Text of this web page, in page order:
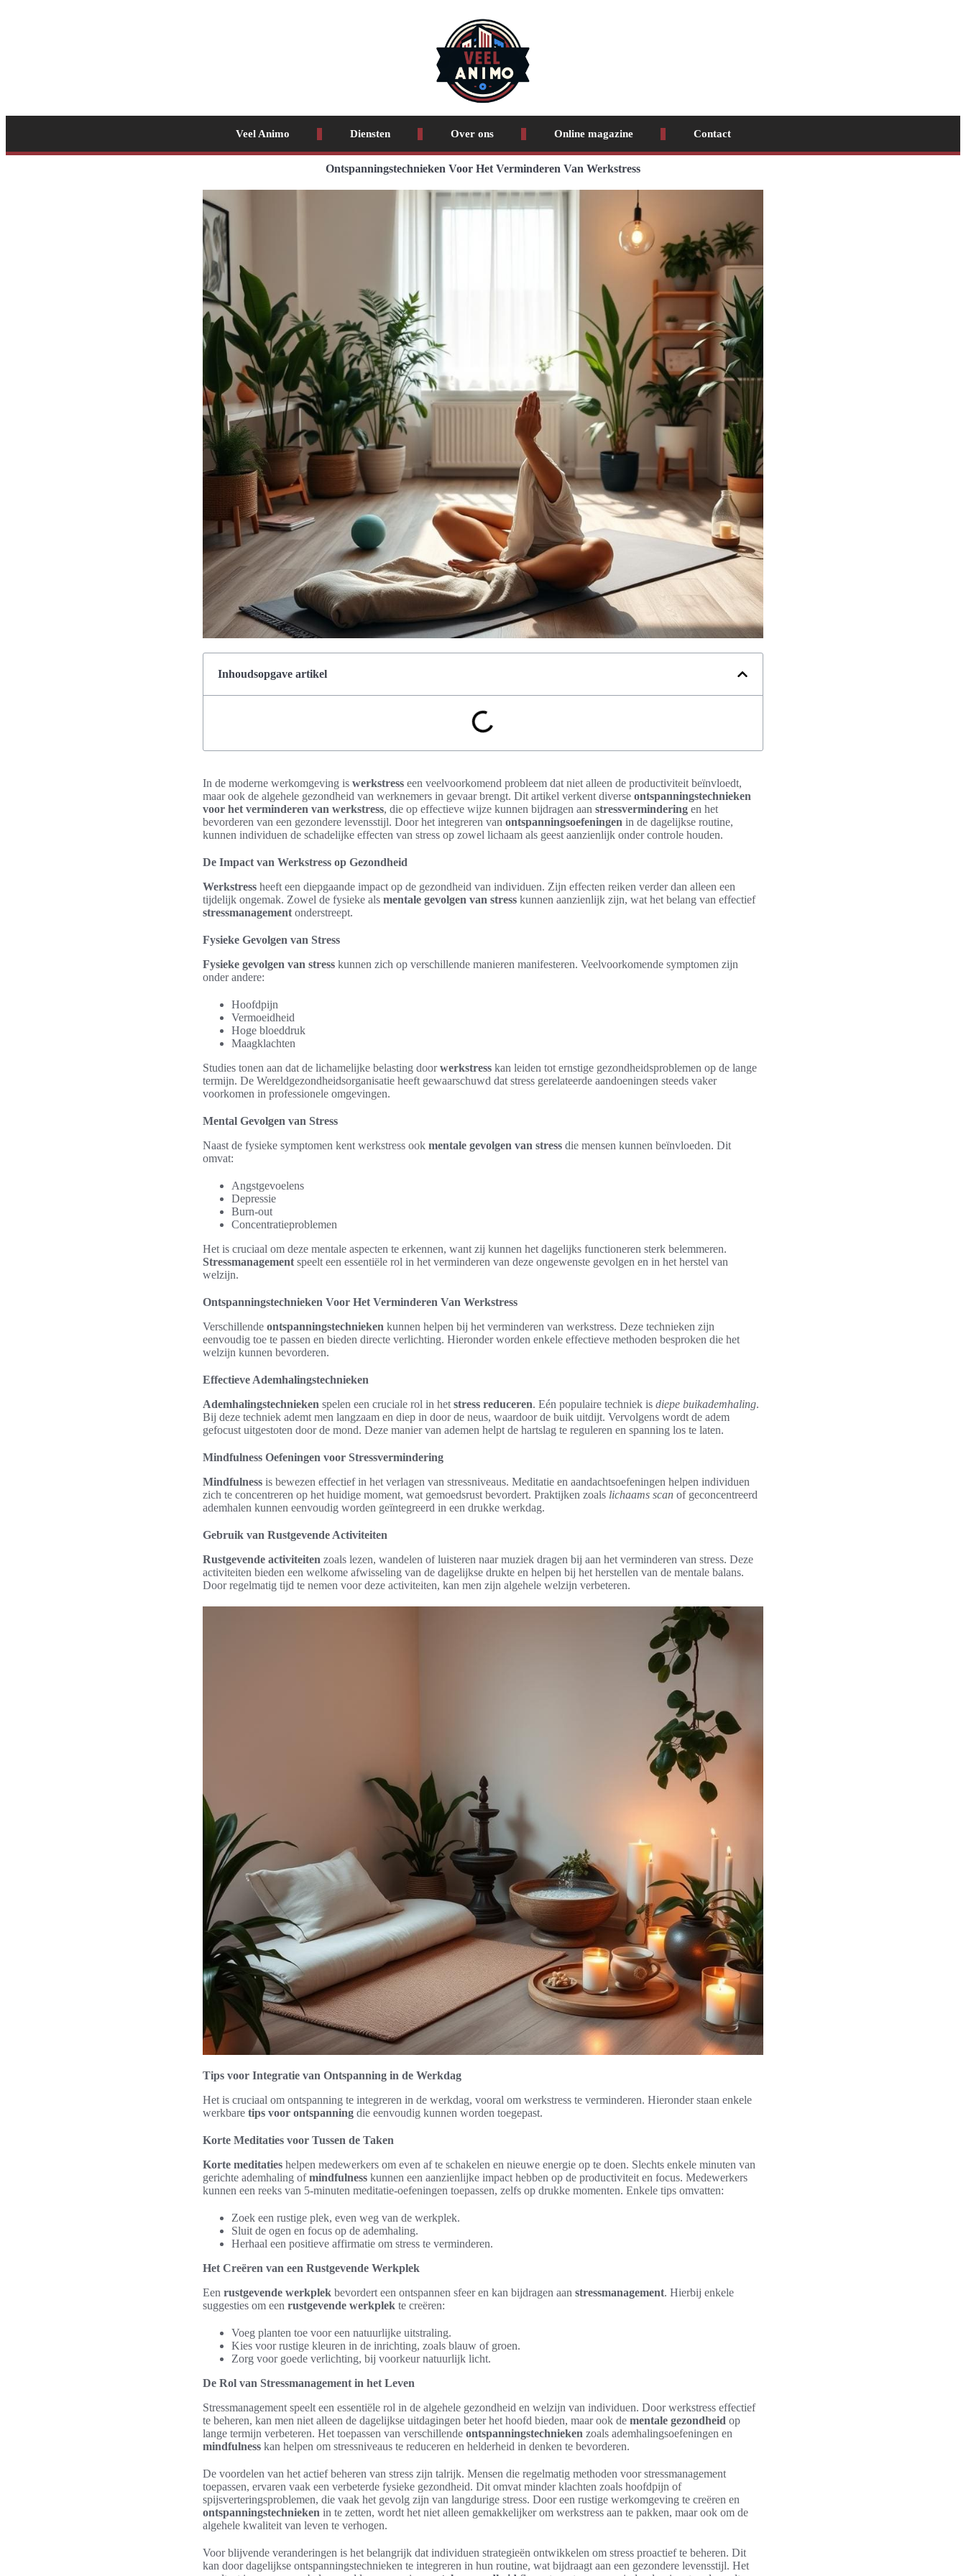
Veel Animo Diensten Over ons Online magazine Contact
Ontspanningstechnieken Voor Het Verminderen Van Werkstress
Inhoudsopgave artikel
In de moderne werkomgeving is werkstress een veelvoorkomend probleem dat niet alleen de productiviteit beïnvloedt,
maar ook de algehele gezondheid van werknemers in gevaar brengt. Dit artikel verkent diverse ontspanningstechnieken
voor het verminderen van werkstress, die op effectieve wijze kunnen bijdragen aan stressvermindering en het
bevorderen van een gezondere levensstijl. Door het integreren van ontspanningsoefeningen in de dagelijkse routine,
kunnen individuen de schadelijke effecten van stress op zowel lichaam als geest aanzienlijk onder controle houden.
De Impact van Werkstress op Gezondheid
Werkstress heeft een diepgaande impact op de gezondheid van individuen. Zijn effecten reiken verder dan alleen een
tijdelijk ongemak. Zowel de fysieke als mentale gevolgen van stress kunnen aanzienlijk zijn, wat het belang van effectief
stressmanagement onderstreept.
Fysieke Gevolgen van Stress
Fysieke gevolgen van stress kunnen zich op verschillende manieren manifesteren. Veelvoorkomende symptomen zijn
onder andere:
Hoofdpijn
Vermoeidheid
Hoge bloeddruk
Maagklachten
Studies tonen aan dat de lichamelijke belasting doorwerkstress kan leiden tot ernstige gezondheidsproblemen op de lange
termijn. De Wereldgezondheidsorganisatie heeft gewaarschuwd dat stress gerelateerde aandoeningen steeds vaker
voorkomen in professionele omgevingen.
Mental Gevolgen van Stress
Naast de fysieke symptomen kent werkstress ook mentale gevolgen van stress die mensen kunnen beïnvloeden. Dit
omvat:
Angstgevoelens
Depressie
Burn-out
Concentratieproblemen
Het is cruciaal om deze mentale aspecten te erkennen, want zij kunnen het dagelijks functioneren sterk belemmeren.
Stressmanagement speelt een essentiële rol in het verminderen van deze ongewenste gevolgen en in het herstel van
welzijn.
Ontspanningstechnieken Voor Het Verminderen Van Werkstress
Verschillende ontspanningstechnieken kunnen helpen bij het verminderen van werkstress. Deze technieken zijn
eenvoudig toe te passen en bieden directe verlichting. Hieronder worden enkele effectieve methoden besproken die het
welzijn kunnen bevorderen.
Effectieve Ademhalingstechnieken
Ademhalingstechnieken spelen een cruciale rol in het stress reduceren. Eén populaire techniek is diepe buikademhaling.
Bij deze techniek ademt men langzaam en diep in door de neus, waardoor de buik uitdijt. Vervolgens wordt de adem
gefocust uitgestoten door de mond. Deze manier van ademen helpt de hartslag te reguleren en spanning los te laten.
Mindfulness Oefeningen voor Stressvermindering
Mindfulness is bewezen effectief in het verlagen van stressniveaus. Meditatie en aandachtsoefeningen helpen individuen
zich te concentreren op het huidige moment, wat gemoedsrust bevordert. Praktijken zoals lichaams scan of geconcentreerd
ademhalen kunnen eenvoudig worden geïntegreerd in een drukke werkdag.
Gebruik van Rustgevende Activiteiten
Rustgevende activiteiten zoals lezen, wandelen of luisteren naar muziek dragen bij aan het verminderen van stress. Deze
activiteiten bieden een welkome afwisseling van de dagelijkse drukte en helpen bij het herstellen van de mentale balans.
Door regelmatig tijd te nemen voor deze activiteiten, kan men zijn algehele welzijn verbeteren.
Tips voor Integratie van Ontspanning in de Werkdag
Het is cruciaal om ontspanning te integreren in de werkdag, vooral om werkstress te verminderen. Hieronder staan enkele
werkbare tips voor ontspanning die eenvoudig kunnen worden toegepast.
Korte Meditaties voor Tussen de Taken
Korte meditaties helpen medewerkers om even af te schakelen en nieuwe energie op te doen. Slechts enkele minuten van
gerichte ademhaling ofmindfulness kunnen een aanzienlijke impact hebben op de productiviteit en focus. Medewerkers
kunnen een reeks van 5-minuten meditatie-oefeningen toepassen, zelfs op drukke momenten. Enkele tips omvatten:
Zoek een rustige plek, even weg van de werkplek.
Sluit de ogen en focus op de ademhaling.
Herhaal een positieve affirmatie om stress te verminderen.
Het Creëren van een Rustgevende Werkplek
Een rustgevende werkplek bevordert een ontspannen sfeer en kan bijdragen aan stressmanagement. Hierbij enkele
suggesties om een rustgevende werkplek te creëren:
Voeg planten toe voor een natuurlijke uitstraling.
Kies voor rustige kleuren in de inrichting, zoals blauw of groen.
Zorg voor goede verlichting, bij voorkeur natuurlijk licht.
De Rol van Stressmanagement in het Leven
Stressmanagement speelt een essentiële rol in de algehele gezondheid en welzijn van individuen. Door werkstress effectief
te beheren, kan men niet alleen de dagelijkse uitdagingen beter het hoofd bieden, maar ook de mentale gezondheid op
lange termijn verbeteren. Het toepassen van verschillende ontspanningstechnieken zoals ademhalingsoefeningen en
mindfulness kan helpen om stressniveaus te reduceren en helderheid in denken te bevorderen.
De voordelen van het actief beheren van stress zijn talrijk. Mensen die regelmatig methoden voor stressmanagement
toepassen, ervaren vaak een verbeterde fysieke gezondheid. Dit omvat minder klachten zoals hoofdpijn of
spijsverteringsproblemen, die vaak het gevolg zijn van langdurige stress. Door een rustige werkomgeving te creëren en
ontspanningstechnieken in te zetten, wordt het niet alleen gemakkelijker om werkstress aan te pakken, maar ook om de
algehele kwaliteit van leven te verhogen.
Voor blijvende veranderingen is het belangrijk dat individuen strategieën ontwikkelen om stress proactief te beheren. Dit
kan door dagelijkse ontspanningstechnieken te integreren in hun routine, wat bijdraagt aan een gezondere levensstijl. Het